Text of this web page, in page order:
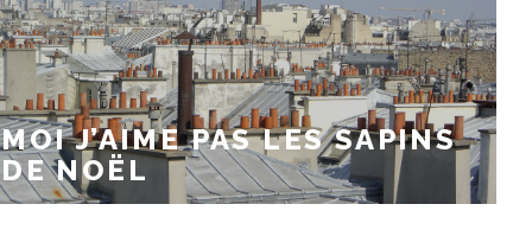
MOI J’AIME PAS LES SAPINS
DE NOËL